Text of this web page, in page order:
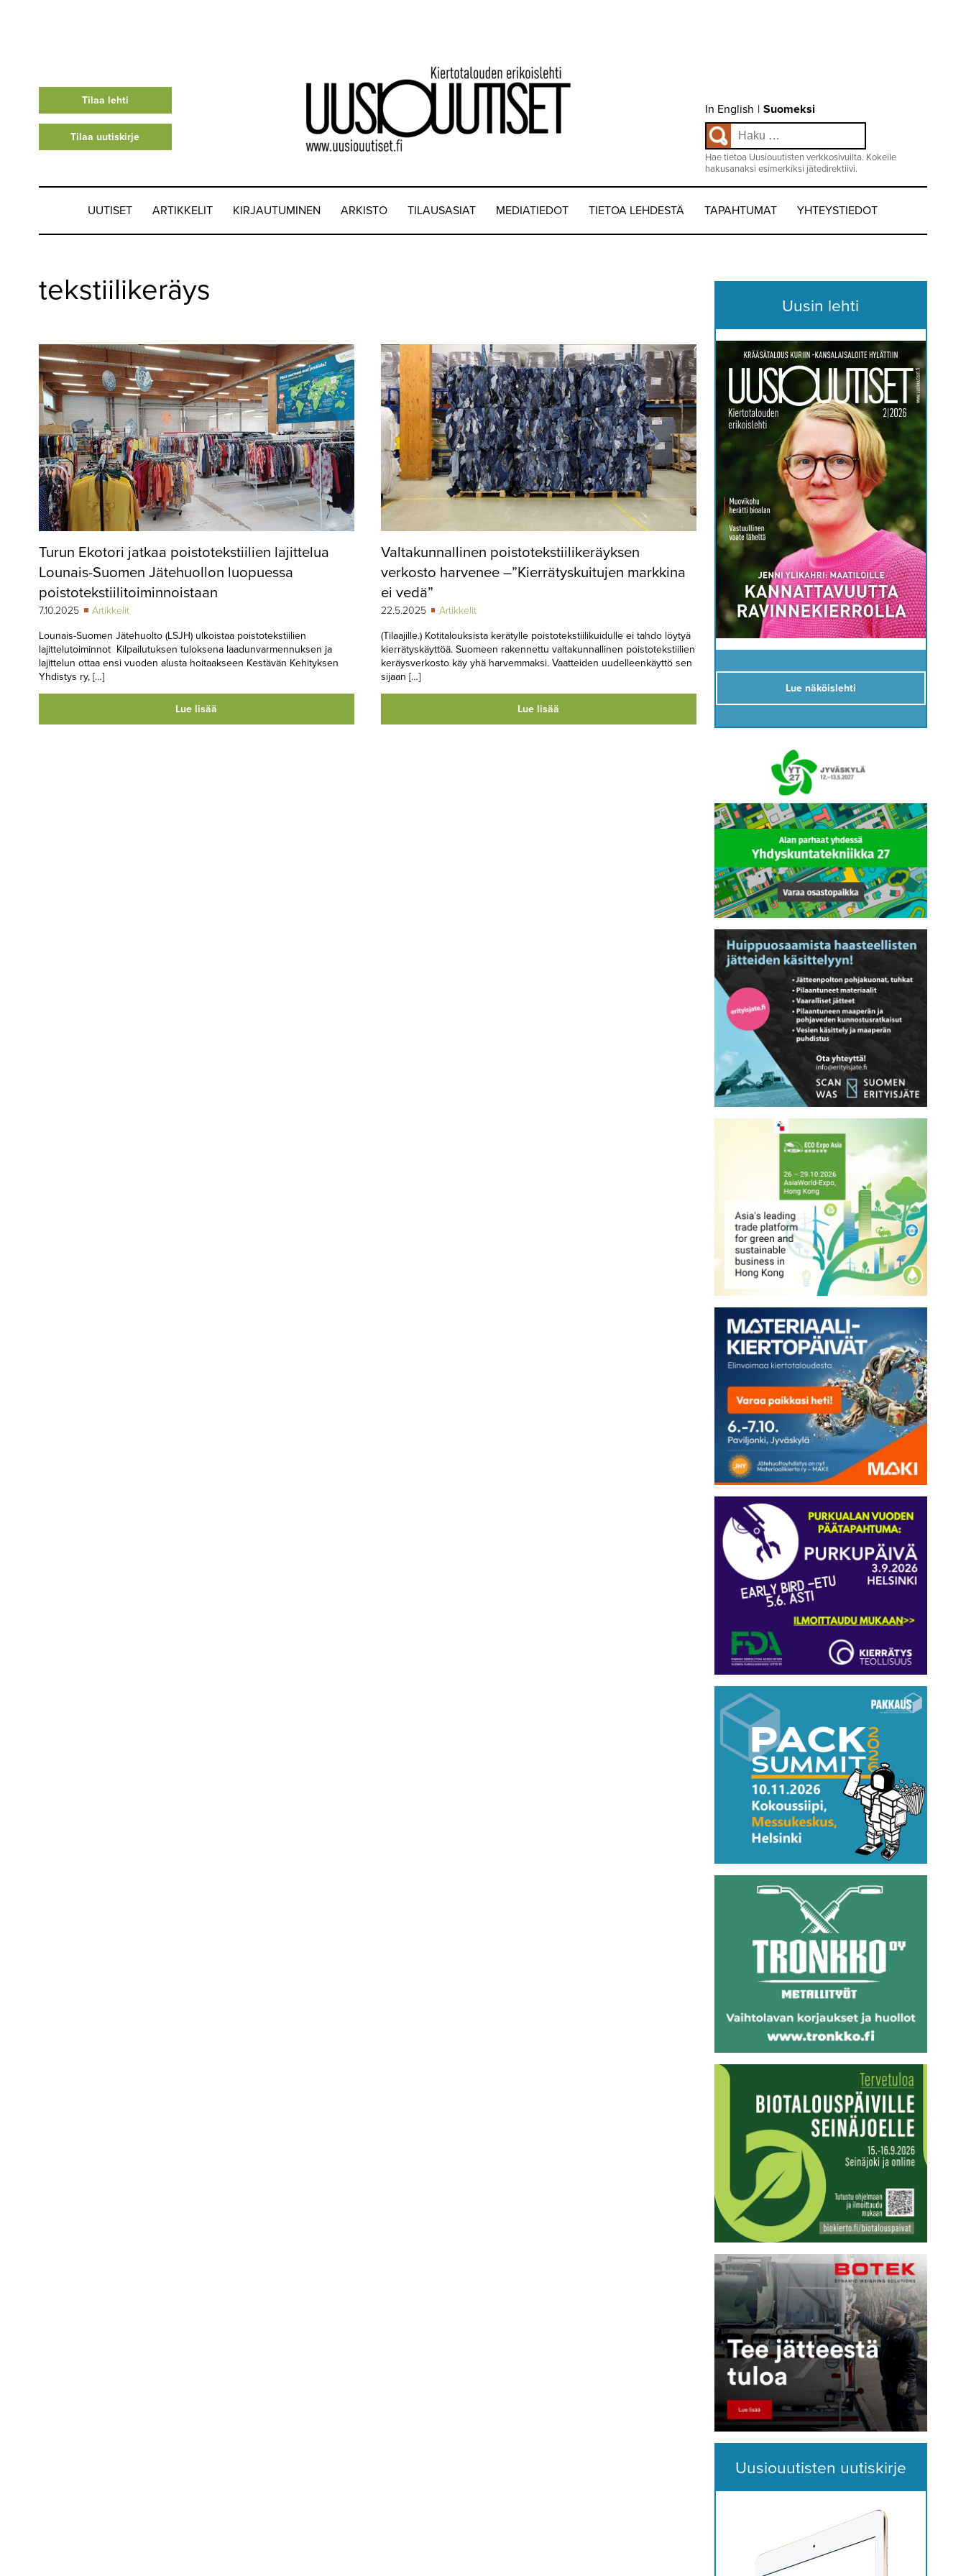
Tilaa lehti
Tilaa uutiskirje
Choose
language
Valitse
kieli:
In English | Suomeksi
Haku:
Hae tietoa Uusiouutisten verkkosivuilta. Kokeile
hakusanaksi esimerkiksi jätedirektiivi.
UUTISET ARTIKKELIT KIRJAUTUMINEN ARKISTO TILAUSASIAT MEDIATIEDOT TIETOA LEHDESTÄ TAPAHTUMAT YHTEYSTIEDOT
ARTIKKELIT
ARKISTO
TILAUSASIAT
MEDIATIEDOT
TIETOA
LEHDESTÄ
TAPAHTUMAT
YHTEYSTIEDOT
tekstiilikeräys
Turun Ekotori jatkaa poistotekstiilien lajittelua
Lounais-Suomen Jätehuollon luopuessa
poistotekstiilitoiminnoistaan
7.10.2025 Artikkelit
Lounais-Suomen Jätehuolto (LSJH) ulkoistaa poistotekstiilien
lajittelutoiminnot Kilpailutuksen tuloksena laadunvarmennuksen ja
lajittelun ottaa ensi vuoden alusta hoitaakseen Kestävän Kehityksen
Yhdistys ry, […]
Lue lisää
Valtakunnallinen poistotekstiilikeräyksen
verkosto harvenee –”Kierrätyskuitujen markkina
ei vedä”
22.5.2025 Artikkelit
(Tilaajille.) Kotitalouksista kerätylle poistotekstiilikuidulle ei tahdo löytyä
kierrätyskäyttöä. Suomeen rakennettu valtakunnallinen poistotekstiilien
keräysverkosto käy yhä harvemmaksi. Vaatteiden uudelleenkäyttö sen
sijaan […]
Lue lisää
Uusin lehti
Lue näköislehti
Uusiouutisten uutiskirje